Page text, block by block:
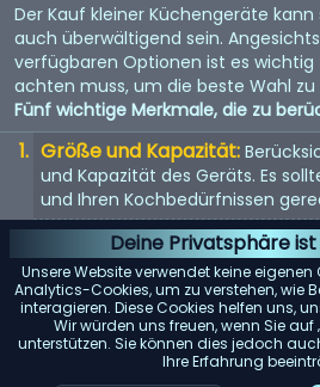
Deine Privatsphäre
Unsere Website verwendet keine
Analytics-Cookies, um zu verstehen, wie
interagieren. Diese Cookies helfen uns,
Wir würden uns freuen, wenn Sie auf
unterstützen. Sie können dies jedoch
Ihre Erfahrung
Der Kauf kleiner Küchengeräte
auch überwältigend sein.
verfügbaren Optionen ist es wichtig
achten muss, um die beste Wahl
Fünf wichtige Merkmale, die zu
Größe und Kapazität:
und Kapazität des Geräts. Es
und Ihren Kochbedürfnissen
Energieeffizienz:
nur Geld bei der
umweltfreundlich.
Benutzerfreundlichkeit:
benutzerfreundlichen
Sie sollten einfach zu bedienen